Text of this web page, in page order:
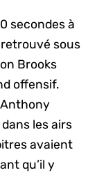
secondes à
retrouvé sous
Brooks
offensif.
les airs
avaient
qu’il y